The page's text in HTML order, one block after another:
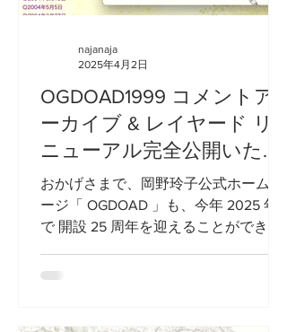
OGDOAD1999 コメントア
ーカイブ & レイヤード リ
ニューアル完全公開いたし
ました。
おかげさまで、岡野玲子公式ホームペ
ージ「 OGDOAD 」も、今年 2025 年
で 開設 25 周年を迎えることができま
ューアルを お知らせいたします ♥︎ 旧サ
najanaja
2025年4月2日